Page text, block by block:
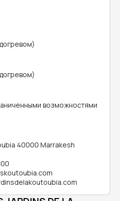
возможностями
40000 Marrakesh